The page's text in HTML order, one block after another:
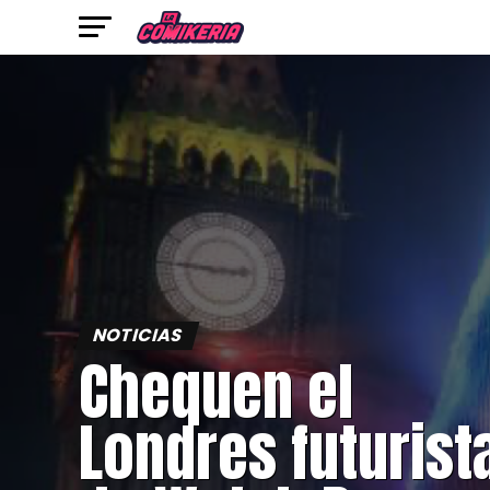
NOTICIAS
Chequen el
Londres